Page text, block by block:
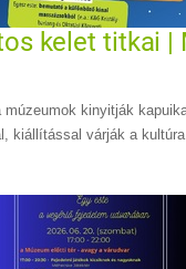
kelet titkai |
múzeumok kinyitják
kiállítással várják a